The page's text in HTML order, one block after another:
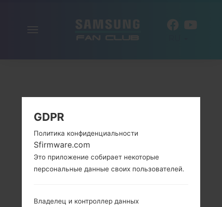
GDPR
Политика конфиденциальности
Sfirmware.com
Это приложение собирает некоторые
персональные данные своих пользователей.
Владелец и контроллер данных